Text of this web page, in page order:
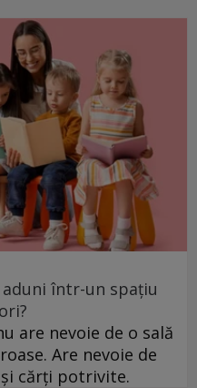
aduni într-un spațiu
are nevoie de o sală
Are nevoie de
cărți potrivite.